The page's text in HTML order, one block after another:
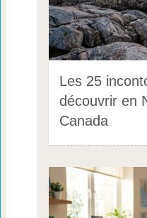
Les 25
découvrir en
Canada